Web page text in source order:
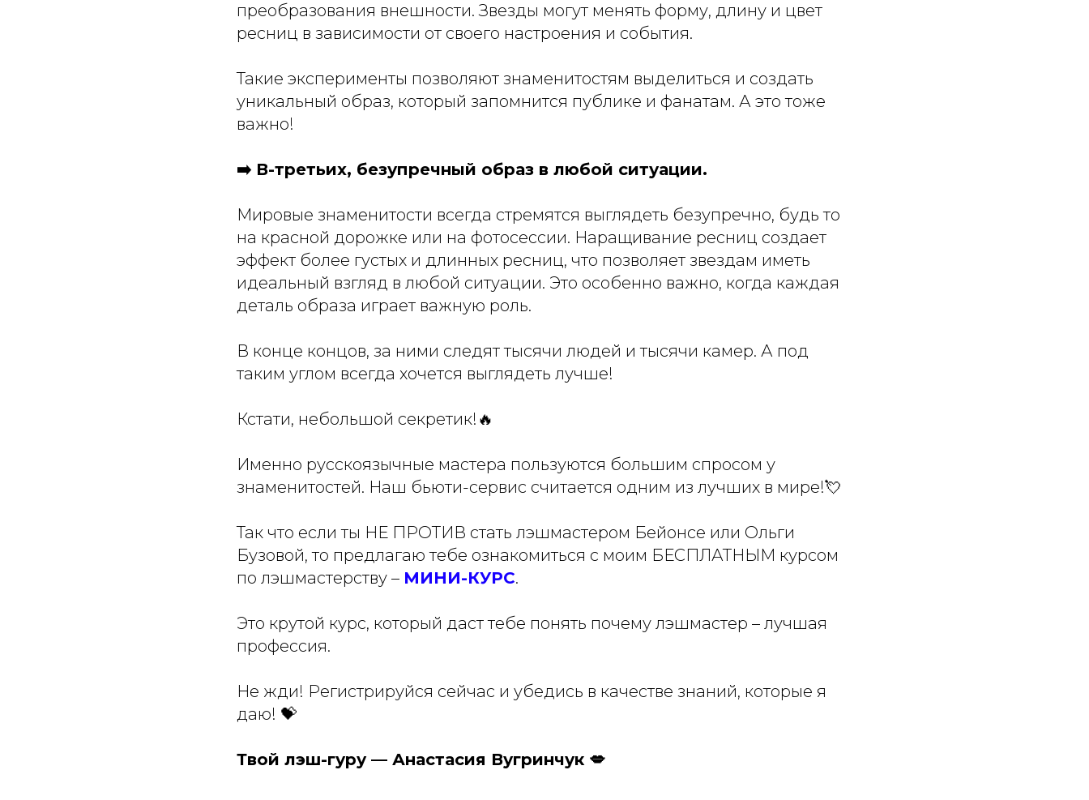
преобразования внешности. Звезды могут менять форму, длину и цвет
ресниц в зависимости от своего настроения и события.
Такие эксперименты позволяют знаменитостям выделиться и создать
уникальный образ, который запомнится публике и фанатам. А это тоже
важно!
➡️ В-третьих, безупречный образ в любой ситуации.
Мировые знаменитости всегда стремятся выглядеть безупречно, будь то
на красной дорожке или на фотосессии. Наращивание ресниц создает
эффект более густых и длинных ресниц, что позволяет звездам иметь
идеальный взгляд в любой ситуации. Это особенно важно, когда каждая
деталь образа играет важную роль.
В конце концов, за ними следят тысячи людей и тысячи камер. А под
таким углом всегда хочется выглядеть лучше!
Кстати, небольшой секретик!🔥
Именно русскоязычные мастера пользуются большим спросом у
знаменитостей. Наш бьюти-сервис считается одним из лучших в мире!💘
Так что если ты НЕ ПРОТИВ стать лэшмастером Бейонсе или Ольги
Бузовой, то предлагаю тебе ознакомиться с моим БЕСПЛАТНЫМ курсом
по лэшмастерству – МИНИ-КУРС.
Это крутой курс, который даст тебе понять почему лэшмастер – лучшая
профессия.
Не жди! Регистрируйся сейчас и убедись в качестве знаний, которые я
даю! 💝
Твой лэш-гуру — Анастасия Вугринчук 💋